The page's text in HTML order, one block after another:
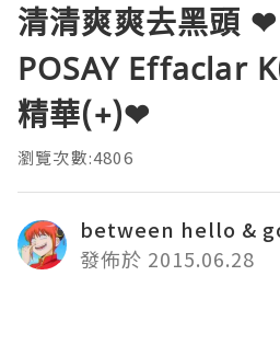
清清爽爽去黑頭
POSAY Effaclar
精華(+)❤
瀏覽次數:4806
between hello &
發佈於 2015.06.28